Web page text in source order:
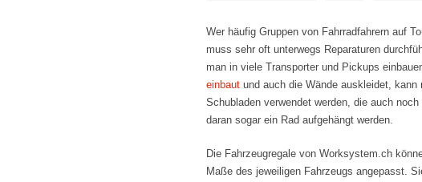
Wer häufig Gruppen von Fahrradfahrern auf
muss sehr oft unterwegs Reparaturen
man in viele Transporter und Pickups
einbaut und auch die Wände auskleidet,
Schubladen verwendet werden, die auch
daran sogar ein Rad aufgehängt werden.
Die Fahrzeugregale von Worksystem.ch
Maße des jeweiligen Fahrzeugs angepasst.